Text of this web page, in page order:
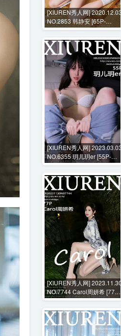
[XIUREN秀人网] 2020.12.03
NO.2853 韩静安 [65P-
747MB]
[XIUREN秀人网] 2023.03.03
NO.6355 玥儿玥er [55P-
486MB]
[XIUREN秀人网] 2023.11.30
NO.7744 Carol周妍希 [77P-
837MB]